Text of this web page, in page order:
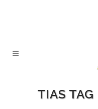
TIAS TAG
ALL